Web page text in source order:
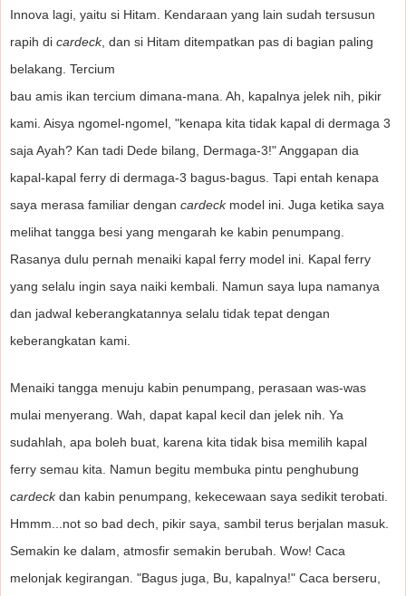
Innova lagi, yaitu si Hitam. Kendaraan yang lain sudah tersusun
rapih di cardeck, dan si Hitam ditempatkan pas di bagian paling
belakang. Tercium
bau amis ikan tercium dimana-mana. Ah, kapalnya jelek nih, pikir
kami. Aisya ngomel-ngomel, "kenapa kita tidak kapal di dermaga 3
saja Ayah? Kan tadi Dede bilang, Dermaga-3!" Anggapan dia
kapal-kapal ferry di dermaga-3 bagus-bagus. Tapi entah kenapa
saya merasa familiar dengan cardeckmodel ini. Juga ketika saya
melihat tangga besi yang mengarah ke kabin penumpang.
Rasanya dulu pernah menaiki kapal ferry model ini. Kapal ferry
yang selalu ingin saya naiki kembali. Namun saya lupa namanya
dan jadwal keberangkatannya selalu tidak tepat dengan
keberangkatan kami.
Menaiki tangga menuju kabin penumpang, perasaan was-was
mulai menyerang. Wah, dapat kapal kecil dan jelek nih. Ya
sudahlah, apa boleh buat, karena kita tidak bisa memilih kapal
ferry semau kita. Namun begitu membuka pintu penghubung
cardeckdan kabin penumpang, kekecewaan saya sedikit terobati.
Hmmm...not so bad dech, pikir saya, sambil terus berjalan masuk.
Semakin ke dalam, atmosfir semakin berubah. Wow! Caca
melonjak kegirangan. "Bagus juga, Bu, kapalnya!" Caca berseru,